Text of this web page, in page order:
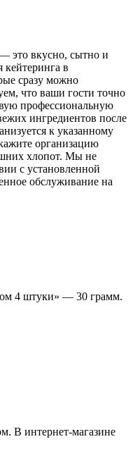
это вкусно, сытно и
кейтеринга в
сразу можно
что ваши гости точно
профессиональную
ингредиентов после
к указанному
организацию
хлопот. Мы не
с установленной
обслуживание на
4 штуки» — 30 грамм.
В интернет-магазине